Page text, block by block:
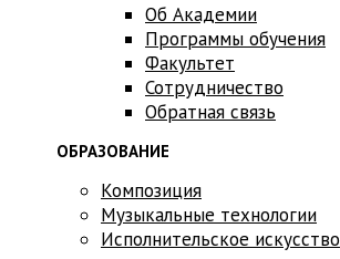
Об Академии
Программы обучения
Факультет
Сотрудничество
Обратная связь
ОБРАЗОВАНИЕ
Композиция
Музыкальные технологии
Исполнительское искусство